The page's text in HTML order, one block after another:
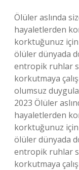
Ölüler aslında
hayaletlerden
korktuğunuz için
ölüler dünyada
entropik ruhlar
korkutmaya
olumsuz
2023 Ölüler
hayaletlerden
korktuğunuz için
ölüler dünyada
entropik ruhlar
korkutmaya